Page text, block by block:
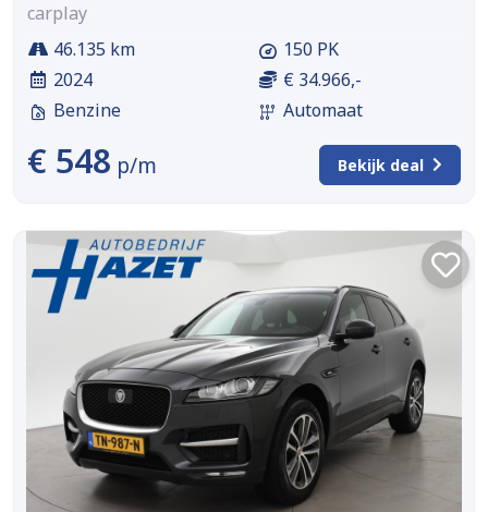
carplay
46.135 km
2024
Benzine
150 PK
€ 34.966,-
Automaat
€ 548 p/m Bekijk deal